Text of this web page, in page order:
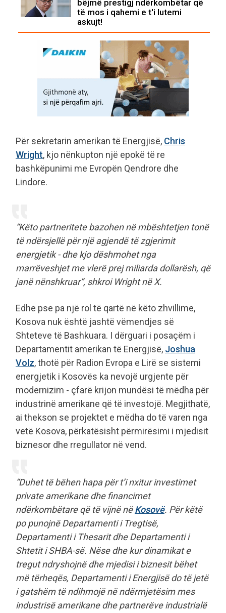
bëjmë prestigj ndërkombëtar që
të mos i qahemi e t'i lutemi
askujt!
Për sekretarin amerikan të Energjisë, Chris
Wright, kjo nënkupton një epokë të re
bashkëpunimi me Evropën Qendrore dhe
Lindore.
“Këto partneritete bazohen në mbështetjen tonë
të ndërsjellë për një agjendë të zgjerimit
energjetik - dhe kjo dëshmohet nga
marrëveshjet me vlerë prej miliarda dollarësh, që
janë nënshkruar”, shkroi Wright në X.
Edhe pse pa një rol të qartë në këto zhvillime,
Kosova nuk është jashtë vëmendjes së
Shteteve të Bashkuara. I dërguari i posaçëm i
Departamentit amerikan të Energjisë, Joshua
Volz, thotë për Radion Evropa e Lirë se sistemi
energjetik i Kosovës ka nevojë urgjente për
modernizim - çfarë krijon mundësi të mëdha për
industrinë amerikane që të investojë. Megjithatë,
ai thekson se projektet e mëdha do të varen nga
vetë Kosova, përkatësisht përmirësimi i mjedisit
biznesor dhe rregullator në vend.
“Duhet të bëhen hapa për t’i nxitur investimet
private amerikane dhe financimet
ndërkombëtare që të vijnë nëKosovë. Për këtë
po punojnë Departamenti i Tregtisë,
Departamenti i Thesarit dhe Departamenti i
Shtetit i SHBA-së. Nëse dhe kur dinamikat e
tregut ndryshojnë dhe mjedisi i biznesit bëhet
më tërheqës, Departamenti i Energjisë do të jetë
i gatshëm të ndihmojë në ndërmjetësim mes
industrisë amerikane dhe partnerëve industrialë